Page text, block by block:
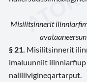
Misilitsinnerit
§ 21. Misilitsinnerit
imaluunniit ilinniarfiup
naliliivigineqartarput.